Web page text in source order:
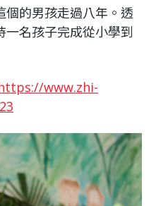
個的男孩走過八年。透
一名孩子完成從小學到
www.zhi-